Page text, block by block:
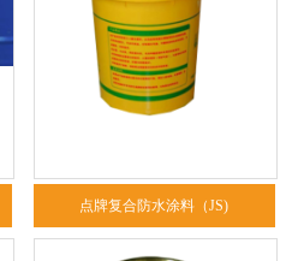
点牌复合防水涂料（JS)